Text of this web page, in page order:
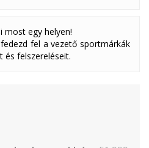
most egy helyen!
fel a vezető sportmárkák
és felszereléseit.